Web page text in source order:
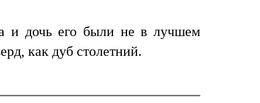
и дочь его были не в лучшем
как дуб столетний.